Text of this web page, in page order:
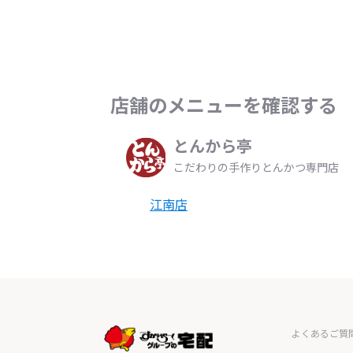
店舗のメニューを確認する
とんから亭
こだわりの手作りとんかつ専門店
江南店
よくあるご質